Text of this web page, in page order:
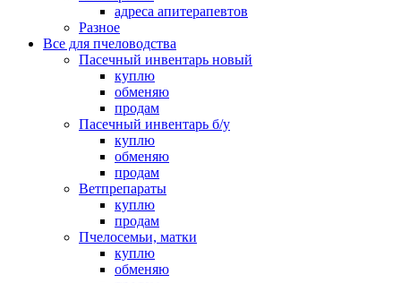
адреса апитерапевтов
Разное
Все для пчеловодства
Пасечный инвентарь новый
куплю
обменяю
продам
Пасечный инвентарь б/у
куплю
обменяю
продам
Ветпрепараты
куплю
продам
Пчелосемьи, матки
куплю
обменяю